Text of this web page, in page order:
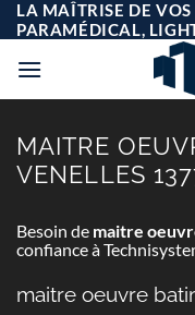
Passer
au
contenu
LA MAÎTRISE DE
PARAMÉDICAL,
MAITRE
VENELLES
Besoin de maitre
confiance à
maitre oeuvre